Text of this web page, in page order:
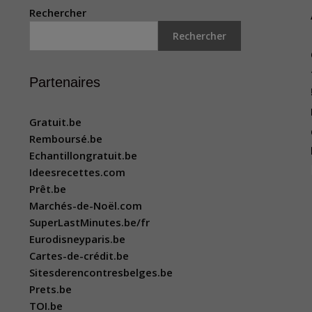
Rechercher
Rechercher
Partenaires
Gratuit.be
Remboursé.be
Echantillongratuit.be
Ideesrecettes.com
Prêt.be
Marchés-de-Noël.com
SuperLastMinutes.be/fr
Eurodisneyparis.be
Cartes-de-crédit.be
Sitesderencontresbelges.be
Prets.be
TOI.be
!